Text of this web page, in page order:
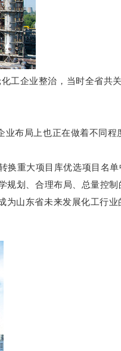
工企业整治，当时全省共
业布局上也正在做着不同程
换重大项目库优选项目名
规划、合理布局、总量控
山东省未来发展化工行业